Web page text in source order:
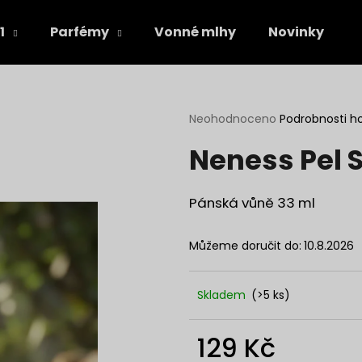
Parfémy Vonné mlhy Novinky
Průměrné
produktu
je
z
5
Neohodnoceno Podrobnosti
Neness Pel
Pánská vůně 33 ml
Můžeme doručit do: 10.8.2026
Skladem (>5 ks)
129 Kč
HLEDAT